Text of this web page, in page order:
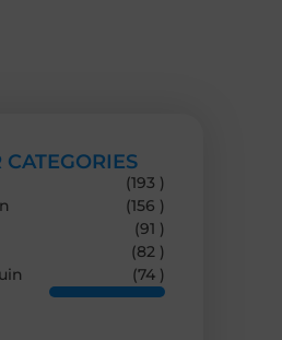
(193 )
(156 )
(91 )
(82 )
(74 )